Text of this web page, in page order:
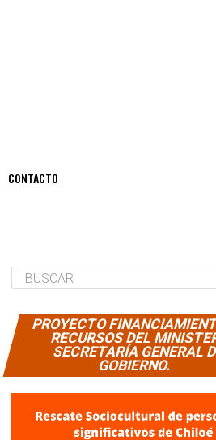
CONTACTO
PROYECTO
RECURSOS DEL
SECRETARÍA GENERAL
GOBIERNO.